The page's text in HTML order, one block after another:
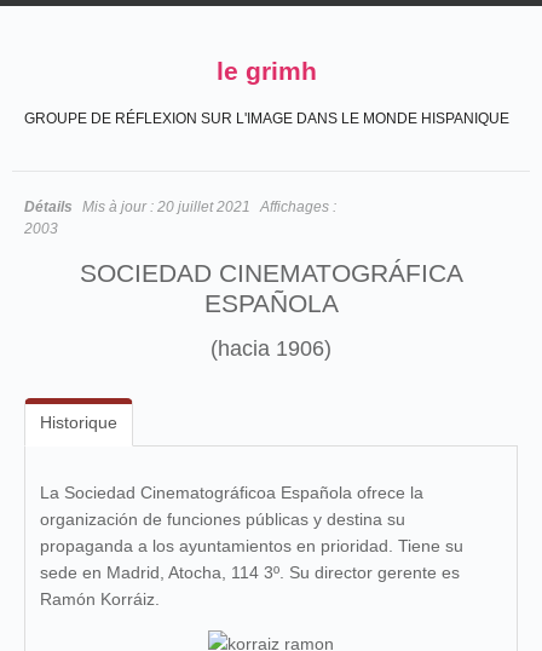
le grimh
GROUPE DE RÉFLEXION SUR L'IMAGE DANS LE MONDE HISPANIQUE
Détails Mis à jour : 20 juillet 2021
Affichages :
2003
SOCIEDAD CINEMATOGRÁFICA
ESPAÑOLA
(hacia 1906)
Historique
La Sociedad Cinematográficoa Española ofrece la
organización de funciones públicas y destina su
propaganda a los ayuntamientos en prioridad. Tiene su
sede en Madrid, Atocha, 114 3º. Su director gerente es
Ramón Korráiz.